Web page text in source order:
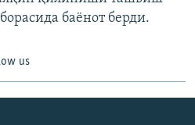
баёнот берди.
us